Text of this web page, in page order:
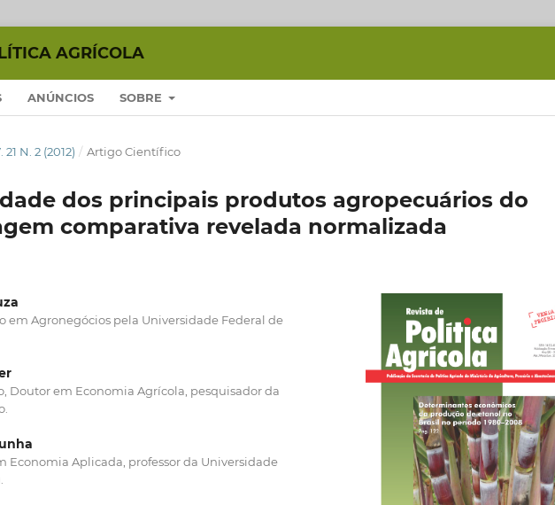
AGRÍCOLA
ANÚNCIOS SOBRE
21 N. 2 (2012) / Artigo Científico
dos principais produtos agropecuários do
comparativa revelada normalizada
em Agronegócios pela Universidade Federal de
Doutor em Economia Agrícola, pesquisador da
Economia Aplicada, professor da Universidade